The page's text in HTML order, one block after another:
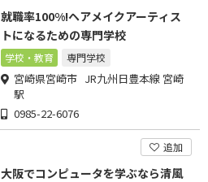
就職率100%!ヘアメイクアーティス
トになるための専門学校
学校・教育 専門学校
宮崎県宮崎市 JR九州日豊本線 宮崎
駅
0985-22-6076
追加
大阪でコンピュータを学ぶなら清風